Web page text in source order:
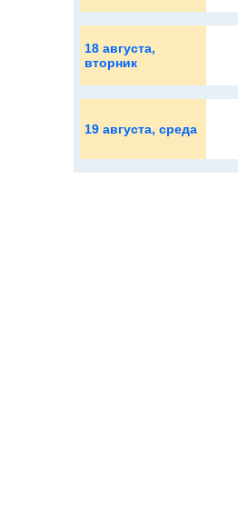
18 августа,
вторник
19 августа, среда